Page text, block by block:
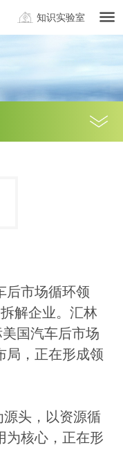
知识实验室
后市场循环领
解企业。汇林
美国汽车后市场
局，正在形成领
头，以资源循
为核心，正在形